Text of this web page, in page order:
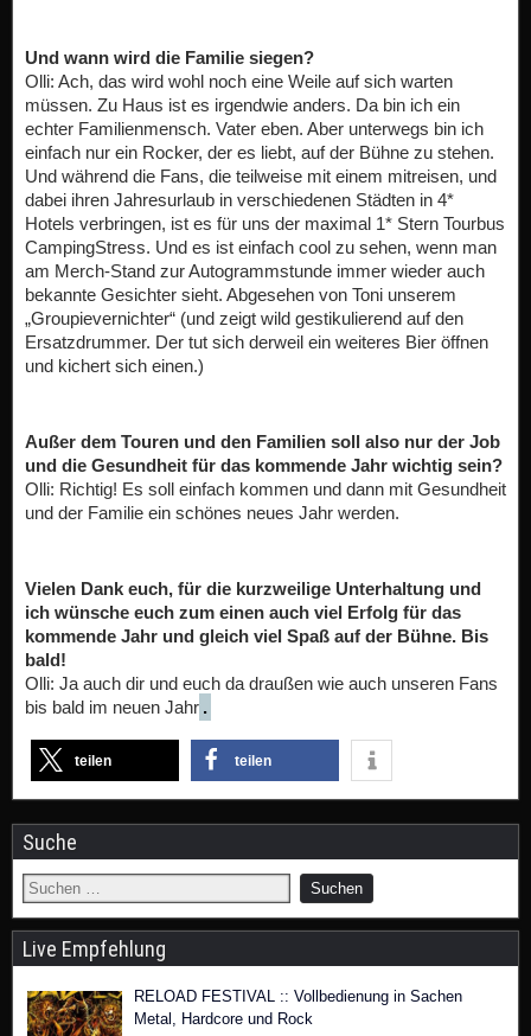
Und wann wird die Familie siegen?
Olli: Ach, das wird wohl noch eine Weile auf sich warten
müssen. Zu Haus ist es irgendwie anders. Da bin ich ein
echter Familienmensch. Vater eben. Aber unterwegs bin ich
einfach nur ein Rocker, der es liebt, auf der Bühne zu stehen.
Und während die Fans, die teilweise mit einem mitreisen, und
dabei ihren Jahresurlaub in verschiedenen Städten in 4*
Hotels verbringen, ist es für uns der maximal 1* Stern Tourbus
CampingStress. Und es ist einfach cool zu sehen, wenn man
am Merch-Stand zur Autogrammstunde immer wieder auch
bekannte Gesichter sieht. Abgesehen von Toni unserem
„Groupievernichter“ (und zeigt wild gestikulierend auf den
Ersatzdrummer. Der tut sich derweil ein weiteres Bier öffnen
und kichert sich einen.)
Außer dem Touren und den Familien soll also nur der Job
und die Gesundheit für das kommende Jahr wichtig sein?
Olli: Richtig! Es soll einfach kommen und dann mit Gesundheit
und der Familie ein schönes neues Jahr werden.
Vielen Dank euch, für die kurzweilige Unterhaltung und
ich wünsche euch zum einen auch viel Erfolg für das
kommende Jahr und gleich viel Spaß auf der Bühne. Bis
bald!
Olli: Ja auch dir und euch da draußen wie auch unseren Fans
bis bald im neuen Jahr .
teilen teilen
Suche
Live Empfehlung
RELOAD FESTIVAL :: Vollbedienung in Sachen
Metal, Hardcore und Rock